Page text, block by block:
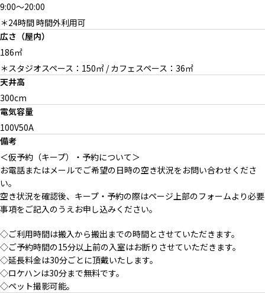
窓裏ライティング
家具
9:00～20:00
＊24時間 時間外利用可
広さ（屋内）
186㎡
＊スタジオスペース：150㎡ / カフェスペース：36㎡
天井高
300cm
電気容量
100V50A
備考
＜仮予約（キープ）・予約について＞
お電話またはメールでご希望の日時の空き状況をお問い合わせくださ
い。
空き状況を確認後、キープ・予約の際はページ上部のフォームより必要
事項をご記入のうえお申し込みください。
◇ご利用時間は搬入から搬出までの時間とさせていただきます。
◇ご予約時間の15分以上前の入室はお断りさせていただきます。
◇延長料金は30分ごとに頂戴いたします。
◇ロケハンは30分まで無料です。
◇ペット撮影可能。